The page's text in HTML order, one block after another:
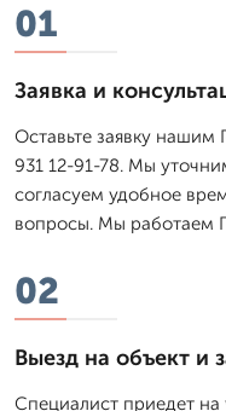
01
Заявка и
Оставьте заявку нашим
931 12-91-78. Мы
согласуем удобное
вопросы. Мы работаем
02
Выезд на объект и
Специалист приедет на